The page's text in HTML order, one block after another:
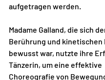
aufgetragen werden.
Madame Galland, die sich
Berührung und kinetischen
bewusst war, nutzte ihre
Tänzerin, um eine effektive
Choreografie von